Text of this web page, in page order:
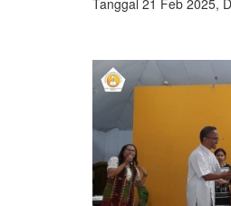
Tanggal 21 Feb 2025,